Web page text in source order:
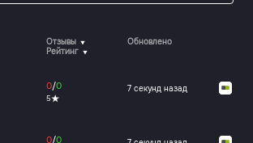
Отзывы
Рейтинг
Обновлено
0/0
5
7 секунд назад
0/0